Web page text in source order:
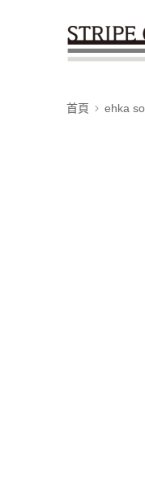
首頁 ehka